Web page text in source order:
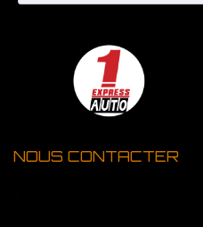
NOUS CONTACTER